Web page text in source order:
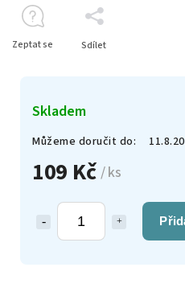
109 Kč / ks
Skladem
Můžeme doručit do:
Zeptat se Sdílet